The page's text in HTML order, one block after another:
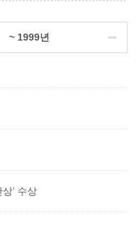
~ 1999년
’ 수상